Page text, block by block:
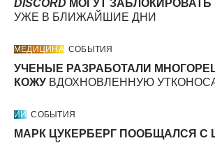
DISCORD МОГУТ
УЖЕ В БЛИЖАЙШИЕ ДНИ
МЕДИЦИНА СОБЫТИЯ
УЧЕНЫЕ РАЗРАБОТАЛИ
КОЖУ ВДОХНОВЛЕННУЮ
ИИ СОБЫТИЯ
МАРК ЦУКЕРБЕРГ ПООБЩАЛСЯ С